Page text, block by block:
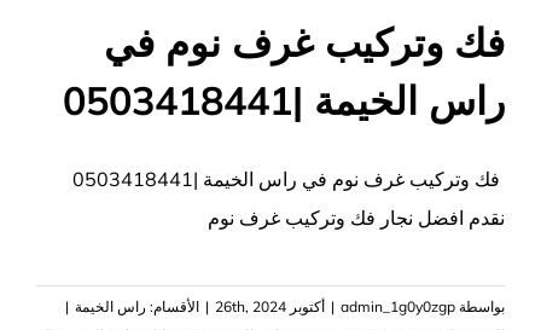
فك وتركيب غرف نوم في
راس الخيمة |0503418441
فك وتركيب غرف نوم في راس الخيمة |0503418441
نقدم افضل نجار فك وتركيب غرف نوم
بواسطة admin_1g0y0zgp
| أكتوبر 26th, 2024 | الأقسام: راس الخيمة |